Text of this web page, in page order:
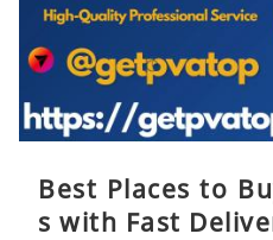
Best Places to
s with Fast